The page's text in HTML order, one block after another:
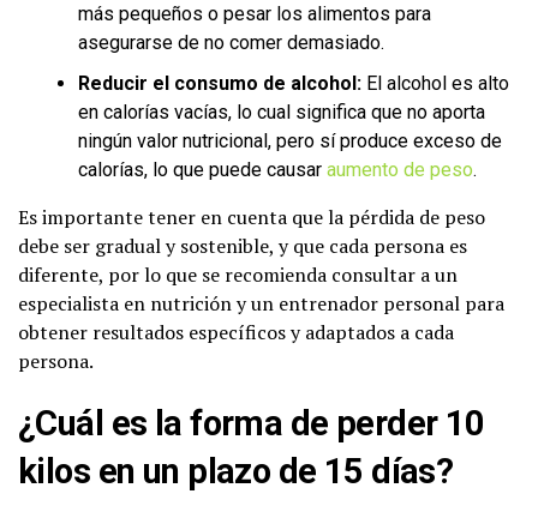
más pequeños o pesar los alimentos para
asegurarse de no comer demasiado.
Reducir el consumo de alcohol: El alcohol es alto
en calorías vacías, lo cual significa que no aporta
ningún valor nutricional, pero sí produce exceso de
calorías, lo que puede causar aumento de peso.
Es importante tener en cuenta que la pérdida de peso
debe ser gradual y sostenible, y que cada persona es
diferente, por lo que se recomienda consultar a un
especialista en nutrición y un entrenador personal para
obtener resultados específicos y adaptados a cada
persona.
¿Cuál es la forma de perder 10
kilos en un plazo de 15 días?